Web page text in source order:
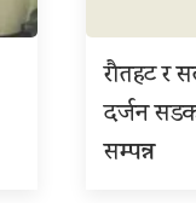
रौतहट र
दर्जन
सम्पन्न